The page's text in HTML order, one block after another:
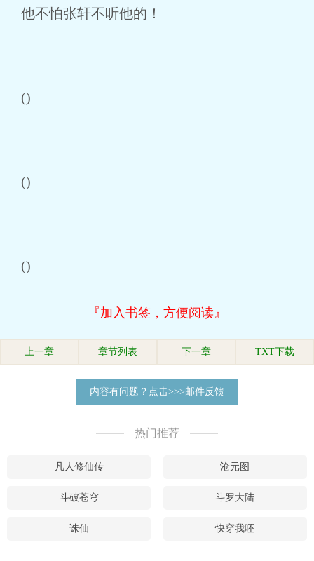
他不怕张轩不听他的！
()
()
()
『加入书签，方便阅读』
上一章 章节列表 下一章 TXT下载
内容有问题？点击>>>邮件反馈
热门推荐
凡人修仙传 沧元图
斗破苍穹 斗罗大陆
诛仙 快穿我呸